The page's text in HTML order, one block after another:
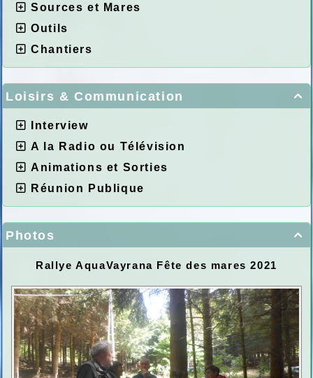
Sources et Mares
Outils
Chantiers

Loisirs & Communication
Interview
A la Radio ou Télévision
Animations et Sorties
Réunion Publique

Photos
Rallye AquaVayrana Fête des mares 2021